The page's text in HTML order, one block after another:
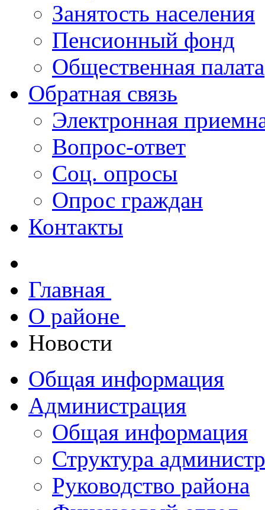
Занятость населения
Пенсионный фонд
Общественная палата
Обратная связь
Электронная
Вопрос-ответ
Соц. опросы
Опрос граждан
Контакты
Главная
О районе
Новости
Общая информация
Администрация
Общая информация
Структура
Руководство района